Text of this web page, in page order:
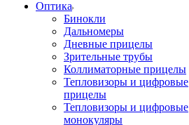
Оптика
Бинокли
Дальномеры
Дневные прицелы
Зрительные трубы
Коллиматорные прицелы
Тепловизоры и цифровые
прицелы
Тепловизоры и цифровые
монокуляры